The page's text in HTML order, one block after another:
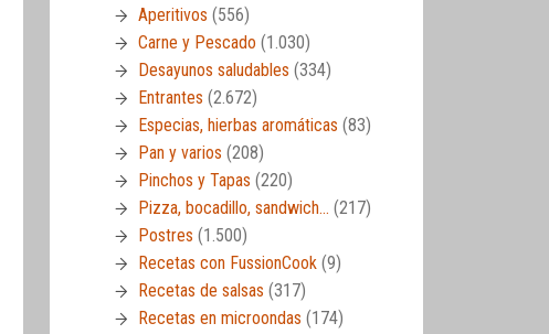
Aperitivos (556)
Carne y Pescado (1.030)
Desayunos saludables (334)
Entrantes (2.672)
Especias, hierbas aromáticas (83)
Pan y varios (208)
Pinchos y Tapas (220)
Pizza, bocadillo, sandwich… (217)
Postres (1.500)
Recetas con FussionCook (9)
Recetas de salsas (317)
Recetas en microondas (174)